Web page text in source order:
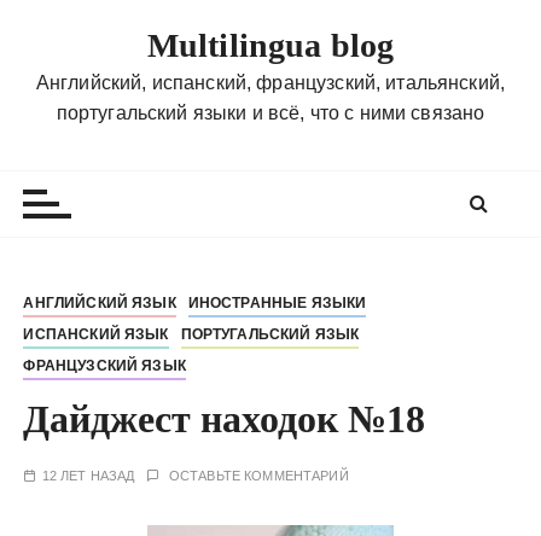
Multilingua blog
Английский, испанский, французский, итальянский,
португальский языки и всё, что с ними связано
АНГЛИЙСКИЙ ЯЗЫК
ИНОСТРАННЫЕ ЯЗЫКИ
ИСПАНСКИЙ ЯЗЫК
ПОРТУГАЛЬСКИЙ ЯЗЫК
ФРАНЦУЗСКИЙ ЯЗЫК
Дайджест находок №18
12 ЛЕТ НАЗАД ОСТАВЬТЕ КОММЕНТАРИЙ